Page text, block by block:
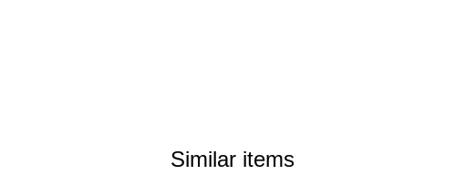
Similar items